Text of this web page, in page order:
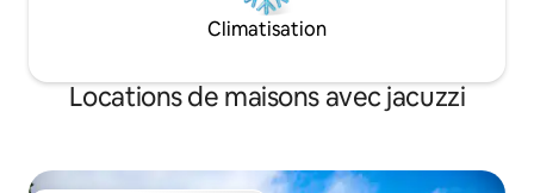
Climatisation
Locations de maisons avec jacuzzi